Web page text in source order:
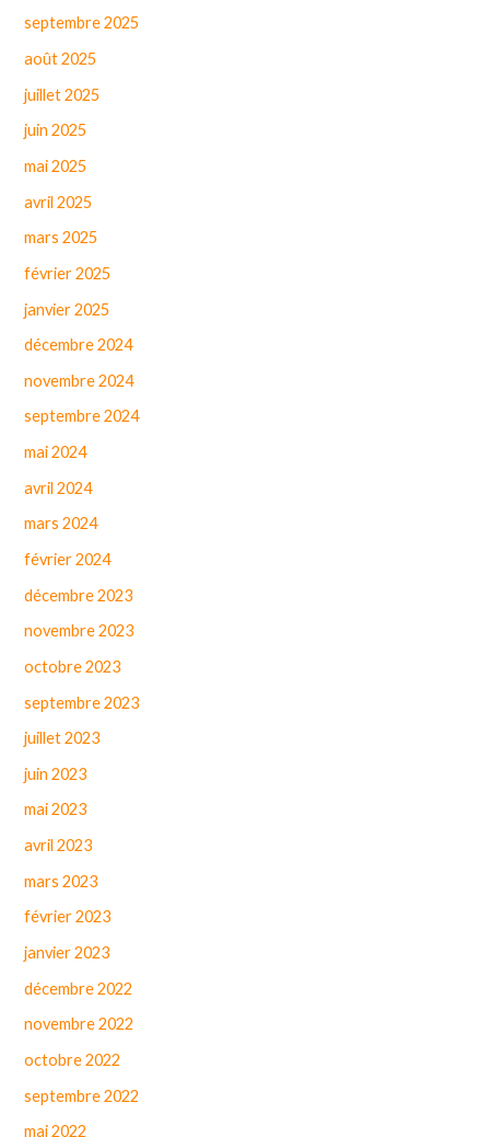
septembre 2025
août 2025
juillet 2025
juin 2025
mai 2025
avril 2025
mars 2025
février 2025
janvier 2025
décembre 2024
novembre 2024
septembre 2024
mai 2024
avril 2024
mars 2024
février 2024
décembre 2023
novembre 2023
octobre 2023
septembre 2023
juillet 2023
juin 2023
mai 2023
avril 2023
mars 2023
février 2023
janvier 2023
décembre 2022
novembre 2022
octobre 2022
septembre 2022
mai 2022